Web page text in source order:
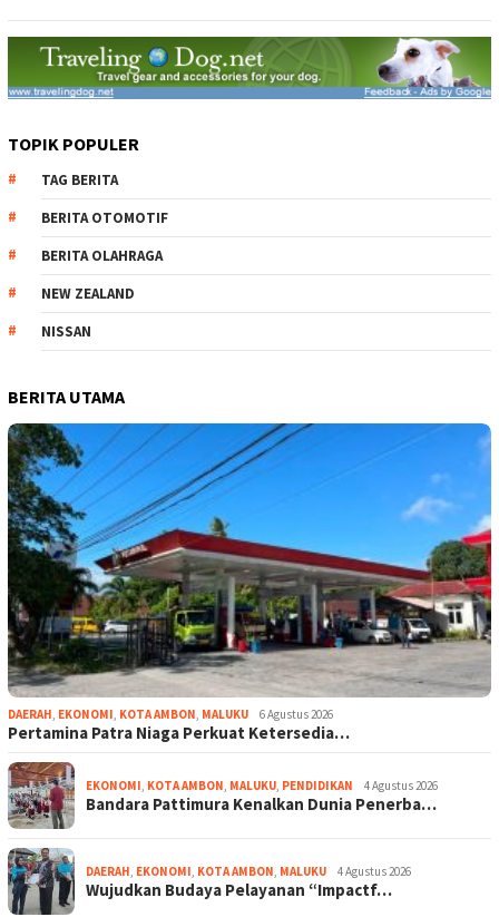
TOPIK POPULER
TAG BERITA
BERITA OTOMOTIF
BERITA OLAHRAGA
NEW ZEALAND
NISSAN
BERITA UTAMA
DAERAH, EKONOMI, KOTA AMBON, MALUKU 6 Agustus 2026
Pertamina Patra Niaga Perkuat Ketersedia…
EKONOMI, KOTA AMBON, MALUKU, PENDIDIKAN 4 Agustus 2026
Bandara Pattimura Kenalkan Dunia Penerba…
DAERAH, EKONOMI, KOTA AMBON, MALUKU 4 Agustus 2026
Wujudkan Budaya Pelayanan “Impactf…